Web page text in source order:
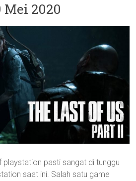
2020
playstation pasti sangat di tunggu
saat ini. Salah satu game